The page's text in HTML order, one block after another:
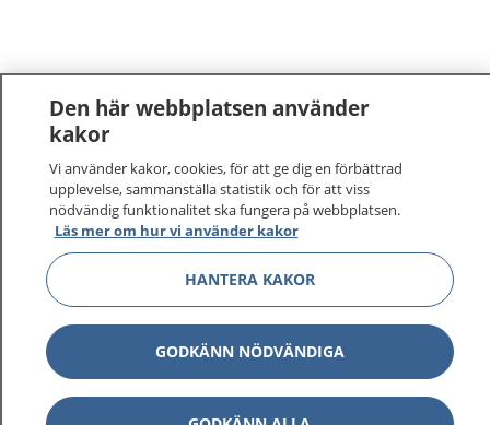
Den här webbplatsen använder
kakor
Vi använder kakor, cookies, för att ge dig en förbättrad
upplevelse, sammanställa statistik och för att viss
nödvändig funktionalitet ska fungera på webbplatsen.
Läs mer om hur vi använder kakor
HANTERA KAKOR
GODKÄNN NÖDVÄNDIGA